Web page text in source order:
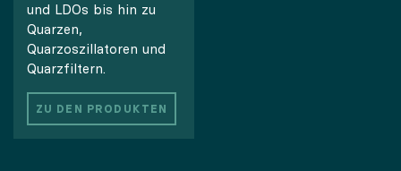
und LDOs bis hin zu
Quarzen,
Quarzoszillatoren und
Quarzfiltern.
ZU DEN PRODUKTEN